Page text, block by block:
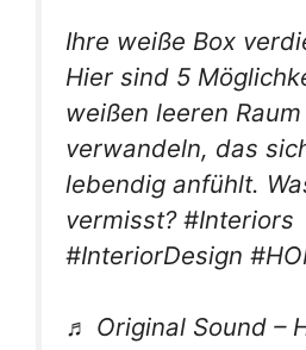
Ihre weiße Box
Hier sind 5
weißen leeren
verwandeln, das
lebendig anfühlt.
vermisst? #Interiors
#InteriorDesign
♬ Original Sound –